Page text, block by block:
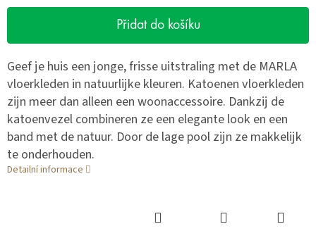
Přidat do košíku
Geef je huis een jonge, frisse uitstraling met de MARLA
vloerkleden in natuurlijke kleuren. Katoenen vloerkleden
zijn meer dan alleen een woonaccessoire. Dankzij de
katoenvezel combineren ze een elegante look en een
band met de natuur. Door de lage pool zijn ze makkelijk
te onderhouden.
Detailní informace